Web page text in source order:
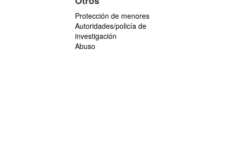
Protección de menores
Autoridades/policía de
investigación
Abuso